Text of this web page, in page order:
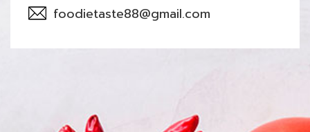
foodietaste88@gmail.com